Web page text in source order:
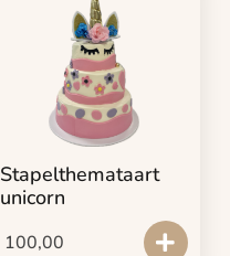
Stapelthemataart
unicorn
100,00